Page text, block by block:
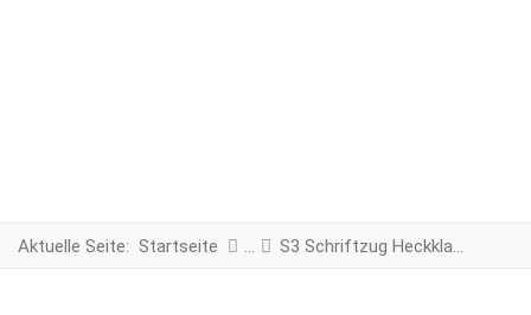
Aktuelle Seite: Startseite S3 Schriftzug Heckklappe schwarz